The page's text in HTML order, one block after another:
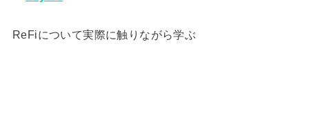
ReFiについて実際に触りながら学ぶ